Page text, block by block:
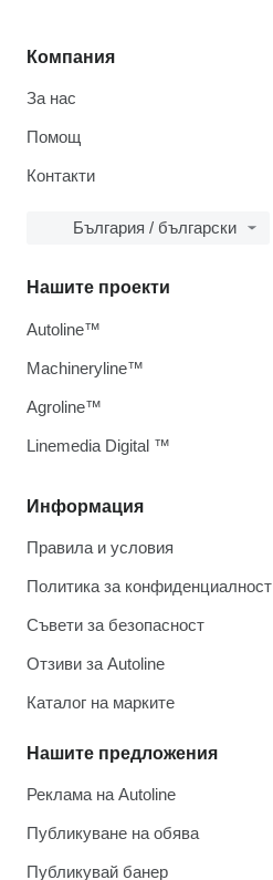
Компания
За нас
Помощ
Контакти
България / български
Информация
Правила и условия
Политика за конфиденциалност
Съвети за безопасност
Отзиви за Autoline
Каталог на марките
Нашите предложения
Реклама на Autoline
Публикуване на обява
Публикувай банер
Нашите проекти
Autoline™
Machineryline™
Agroline™
Linemedia Digital ™